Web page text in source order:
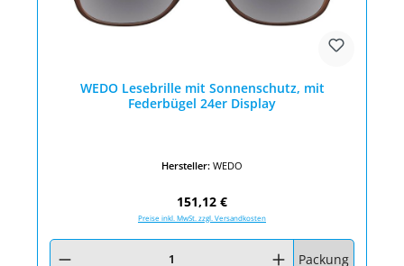
WEDO Lesebrille mit Sonnenschutz, mit
Federbügel 24er Display
Hersteller: WEDO
Regulärer Preis:
151,12 €
Preise inkl. MwSt. zzgl. Versandkosten
Produkt Anzahl: Gib den gewünschten Wert ein oder benutze die
Packung